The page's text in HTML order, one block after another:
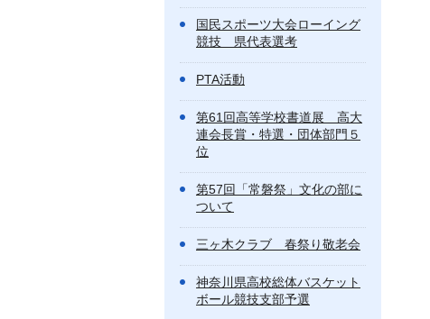
国民スポーツ大会ローイング
競技 県代表選考
PTA活動
第61回高等学校書道展 高大
連会長賞・特選・団体部門５
位
第57回「常磐祭」文化の部に
ついて
三ヶ木クラブ 春祭り敬老会
神奈川県高校総体バスケット
ボール競技支部予選